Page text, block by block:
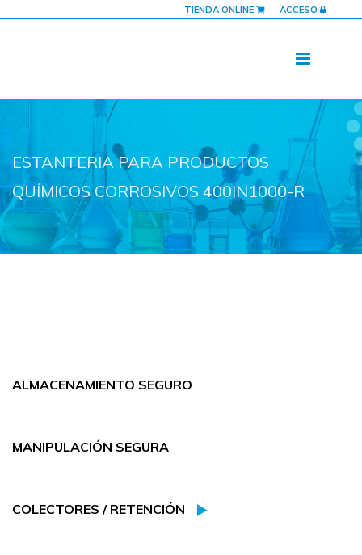
TIENDA ONLINE ACCESO
ESTANTERIA PARA PRODUCTOS
QUÍMICOS CORROSIVOS 400IN1000-R
ALMACENAMIENTO SEGURO
MANIPULACIÓN SEGURA
COLECTORES / RETENCIÓN